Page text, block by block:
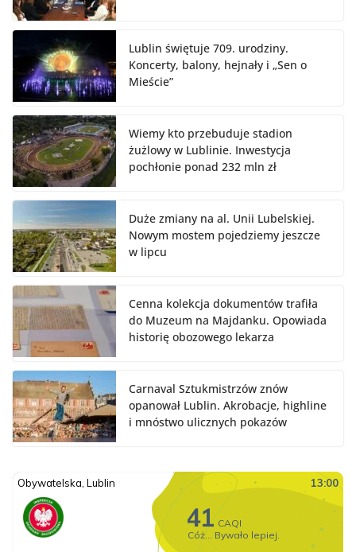
Lublin świętuje 709. urodziny.
Koncerty, balony, hejnały i „Sen o
Mieście”
Wiemy kto przebuduje stadion
żużlowy w Lublinie. Inwestycja
pochłonie ponad 232 mln zł
Duże zmiany na al. Unii Lubelskiej.
Nowym mostem pojedziemy jeszcze
w lipcu
Cenna kolekcja dokumentów trafiła
do Muzeum na Majdanku. Opowiada
historię obozowego lekarza
Carnaval Sztukmistrzów znów
opanował Lublin. Akrobacje, highline
i mnóstwo ulicznych pokazów